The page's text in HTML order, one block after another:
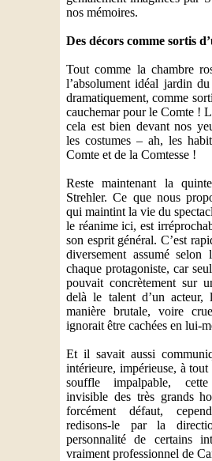
nos mémoires.
Des décors comme sortis
Tout comme la chambre
l’absolument idéal jardin
dramatiquement, comme
cauchemar pour le Comte !
cela est bien devant nos
les costumes – ah, les
Comte et de la Comtesse !
Reste maintenant la
Strehler. Ce que nous
qui maintint la vie du
le réanime ici, est
son esprit général. C’est
diversement assumé
chaque protagoniste, car
pouvait concrètement sur
delà le talent d’un acteur,
manière brutale, voire
ignorait être cachées en lui-
Et il savait aussi
intérieure, impérieuse, à
souffle impalpable,
invisible des très grands
forcément défaut,
redisons-le par la
personnalité de certains
vraiment professionnel de